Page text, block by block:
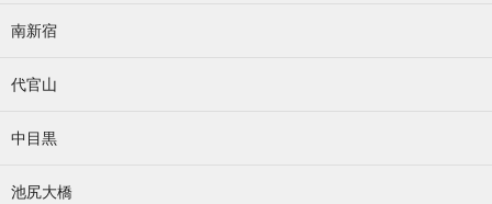
南新宿
代官山
中目黒
池尻大橋